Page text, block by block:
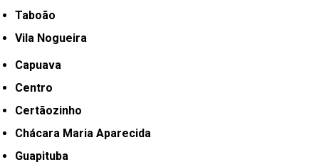
Taboão
Vila Nogueira
Capuava
Centro
Certãozinho
Chácara Maria Aparecida
Guapituba